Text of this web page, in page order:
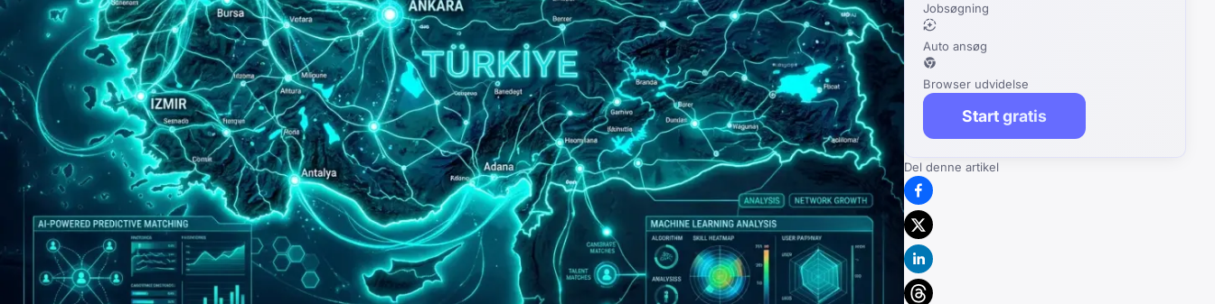
Jobsøgning
Auto ansøg
Browser udvidelse
Start gratis
Del denne artikel